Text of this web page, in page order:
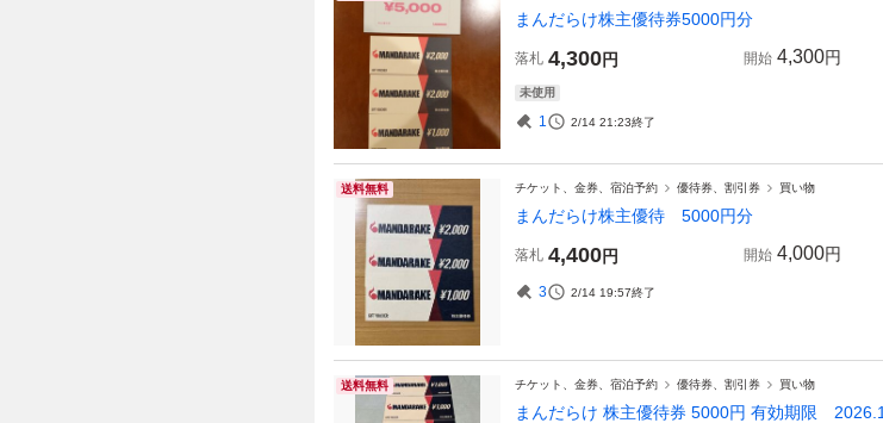
まんだらけ株主優待券5000円分
落札 4,300円 開始 4,300円
未使用
1 2/14 21:23終了
送料無料 チケット、金券、宿泊予約 優待券、割引券 買い物
まんだらけ株主優待 5000円分
落札 4,400円 開始 4,000円
3 2/14 19:57終了
送料無料 チケット、金券、宿泊予約 優待券、割引券 買い物
まんだらけ 株主優待券 5000円 有効期限